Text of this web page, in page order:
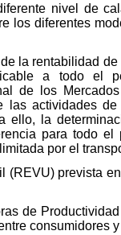
nivel de
los diferentes
la rentabilidad
a todo el
de los
actividades
ello, la
para todo
por el
prevista
de
consumidores